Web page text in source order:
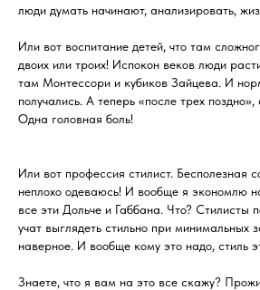
люди думать начинают, анализировать,
Или вот воспитание детей, что там
двоих или троих! Испокон веков люди
там Монтессори и кубиков Зайцева. И
получались. А теперь «после трех
Одна головная боль!
Или вот профессия стилист. Бесполезная
неплохо одеваюсь! И вообще я экономлю
все эти Дольче и Габбана. Что? Стилисты
учат выглядеть стильно при минимальных
наверное. И вообще кому это надо, стиль
Знаете, что я вам на это все скажу?